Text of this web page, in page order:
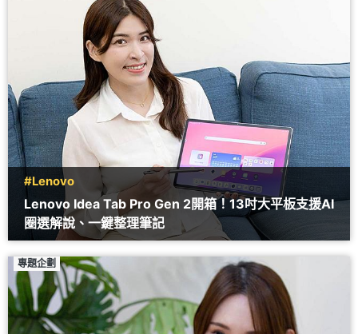
#Lenovo
Lenovo Idea Tab Pro Gen 2開箱！13吋大平板支援AI
圈選解說、一鍵整理筆記
專題企劃